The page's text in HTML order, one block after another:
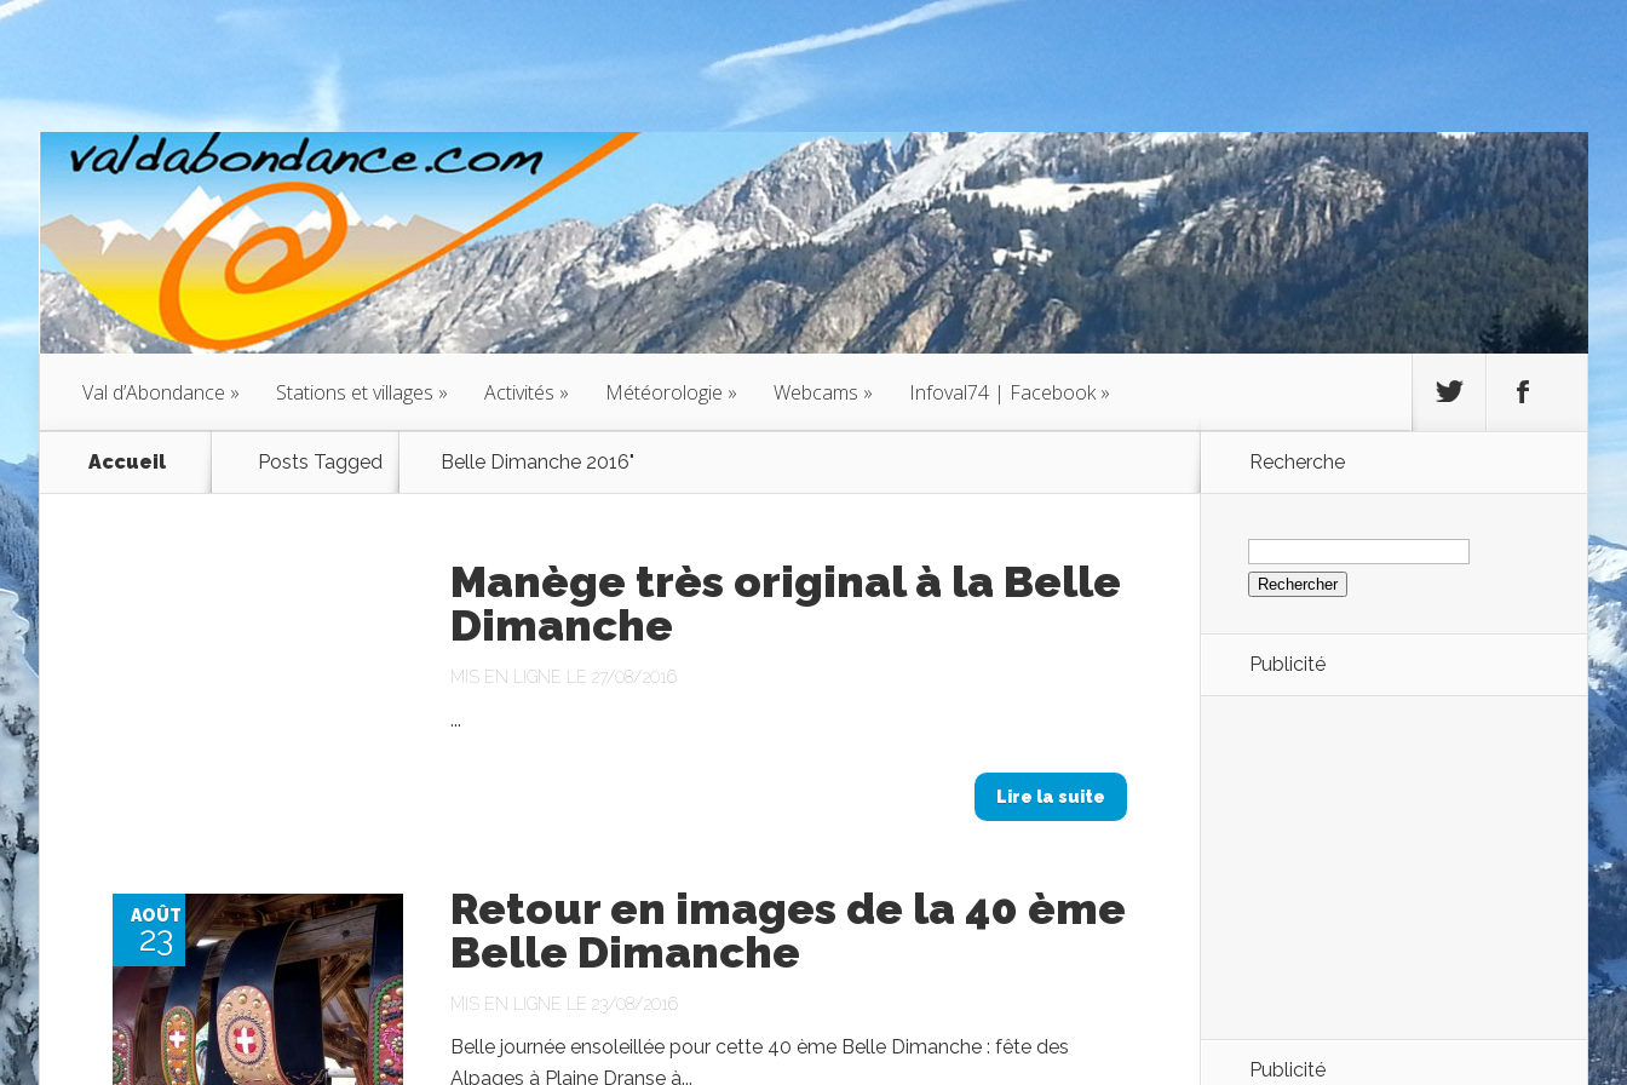
Val d’Abondance » Stations et villages » Activités » Météorologie » Webcams » Infoval74 | Facebook»
Accueil Posts Tagged Belle Dimanche 2016"
Manège très original à la Belle
Dimanche
MIS EN LIGNE LE 27/08/2016
...
Lire la suite
AOÛT
23
Retour en images de la 40 ème
Belle Dimanche
MIS EN LIGNE LE 23/08/2016
Belle journée ensoleillée pour cette 40 ème Belle Dimanche : fête des
Alpages à Plaine Dranse à...
Recherche
Rechercher :
Publicité
Publicité